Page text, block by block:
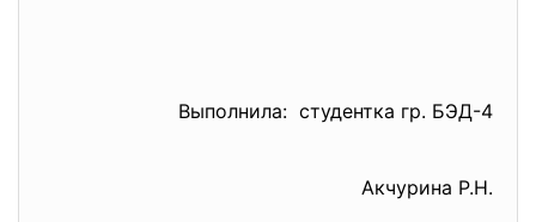
Выполнила: студентка гр. БЭД-4
Акчурина Р.Н.